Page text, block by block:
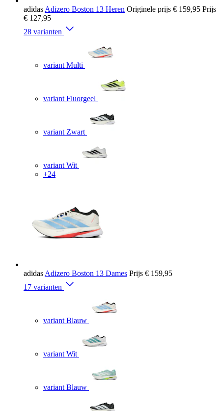
adidas Adizero Boston 13 Heren Originele prijs € 159,95 Prijs
€ 127,95
28 varianten
variant Multi
variant Fluorgeel
variant Zwart
variant Wit
+24
adidas Adizero Boston 13 Dames Prijs € 159,95
17 varianten
variant Blauw
variant Wit
variant Blauw